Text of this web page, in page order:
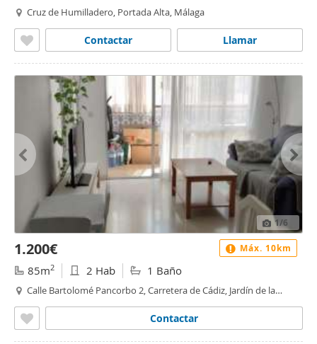
Cruz de Humilladero, Portada Alta, Málaga
Llamar
Contactar
1/6
1.200€
85m2 2 Hab 1 Baño
Calle Bartolomé Pancorbo 2, Carretera de Cádiz, Jardín de la
Contactar
Máx. 10km